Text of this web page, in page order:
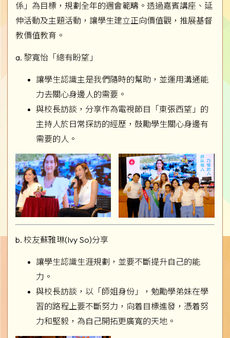
係」為目標，規劃全年的週會範疇。透過嘉賓講座、延
伸活動及主題活動，讓學生建立正向價值觀，推展基督
教價值教育。
a. 黎寬怡「總有盼望」
讓學生認識主是我們隨時的幫助，並運用溝通能
力去關心身邊人的需要。
與校長訪談，分享作為電視節目「東張西望」的
主持人於日常探訪的經歷，鼓勵學生關心身邊有
需要的人。
b. 校友蘇雅琳(Ivy So)分享
讓學生認識生涯規劃，並要不斷提升自己的能
力。
與校長訪談，以「師姐身份」，勉勵學弟妹在學
習的路程上要不斷努力，向着目標進發，憑着努
力和堅毅，為自己開拓更廣寬的天地。